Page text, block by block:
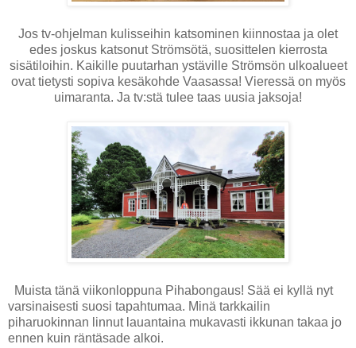
Jos tv-ohjelman kulisseihin katsominen kiinnostaa ja olet
edes joskus katsonut Strömsötä, suosittelen kierrosta
sisätiloihin. Kaikille puutarhan ystäville Strömsön ulkoalueet
ovat tietysti sopiva kesäkohde Vaasassa! Vieressä on myös
uimaranta. Ja tv:stä tulee taas uusia jaksoja!
Muista tänä viikonloppuna Pihabongaus! Sää ei kyllä nyt
varsinaisesti suosi tapahtumaa. Minä tarkkailin
piharuokinnan linnut lauantaina mukavasti ikkunan takaa jo
ennen kuin räntäsade alkoi.